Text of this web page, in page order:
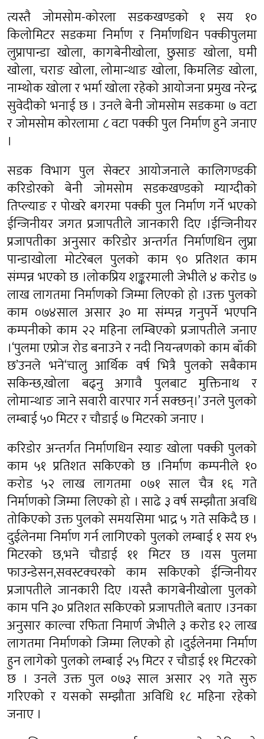
त्यस्तै जोमसोम-कोरला सडकखण्डको १ सय १०
किलोमिटर सडकमा निर्माण र निर्माणधिन पक्कीपुलमा
लुप्रापान्डा खोला, कागबेनीखोला, छुसाङ खोला, घमी
खोला, चराङ खोला, लोमान्थाङ खोला, किमलिङ खोला,
नाम्थोक खोला र भर्मा खोला रहेको आयोजना प्रमुख नरेन्द्र
सुवेदीको भनाई छ । उनले बेनी जोमसोम सडकमा ७ वटा
र जोमसोम कोरलामा ८ वटा पक्की पुल निर्माण हुने जनाए
।
सडक विभाग पुल सेक्टर आयोजनाले कालिगण्डकी
करिडोरको बेनी जोमसोम सडकखण्डको म्याग्दीको
तिप्ल्याङ र पोखरे बगरमा पक्की पुल निर्माण गर्ने भएको
ईन्जिनीयर जगत प्रजापतीले जानकारी दिए ।ईन्जिनीयर
प्रजापतीका अनुसार करिडोर अन्तर्गत निर्माणधिन लुप्रा
पान्डाखोला मोटरेबल पुलको काम ९० प्रतिशत काम
संम्पन्न भएको छ ।लोकप्रिय शङ्करमाली जेभीले ४ करोड ७
लाख लागतमा निर्माणको जिम्मा लिएको हो ।उक्त पुलको
काम ०७४साल असार ३० मा संम्पन्न गनुपर्ने भएपनि
कम्पनीको काम २२ महिना लम्बिएको प्रजापतीले जनाए
।‘पुलमा एप्रोज रोड बनाउने र नदी नियन्त्रणको काम बाँकी
छ’उनले भने‘चालु आर्थिक वर्ष भित्रै पुलको सबैकाम
सकिन्छ,खोला बढ्नु अगावै पुलबाट मुक्तिनाथ र
लोमान्थाङ जाने सवारी वारपार गर्न सक्छन्।’ उनले पुलको
लम्बाई ५० मिटर र चौडाई ७ मिटरको जनाए ।
करिडोर अन्तर्गत निर्माणधिन स्याङ खोला पक्की पुलको
काम ५१ प्रतिशत सकिएको छ ।निर्माण कम्पनीले १०
करोड ५२ लाख लागतमा ०७१ साल चैत्र १६ गते
निर्माणको जिम्मा लिएको हो । साढे ३ वर्ष सम्झौता अवधि
तोकिएको उक्त पुलको समयसिमा भाद्र ५ गते सकिदै छ ।
दुईलेनमा निर्माण गर्न लागिएको पुलको लम्बाई १ सय १५
मिटरको छ,भने चौडाई ११ मिटर छ ।यस पुलमा
फाउन्डेसन,सवस्टक्चरको काम सकिएको ईन्जिनीयर
प्रजापतीले जानकारी दिए ।यस्तै कागबेनीखोला पुलको
काम पनि ३० प्रतिशत सकिएको प्रजापतीले बताए ।उनका
अनुसार काल्वा रफिता निमार्ण जेभीले ३ करोड १२ लाख
लागतमा निर्माणको जिम्मा लिएको हो ।दुईलेनमा निर्माण
हुन लागेको पुलको लम्बाई २५ मिटर र चौडाई ११ मिटरको
छ । उनले उक्त पुल ०७३ साल असार २९ गते सुरु
गरिएको र यसको सम्झौता अविधि १८ महिना रहेको
जनाए ।